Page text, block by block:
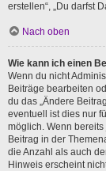
erstellen“, „Du darfst
Nach oben
Wie kann ich einen
Wenn du nicht
Beiträge bearbeiten
du das „Ändere
eventuell ist dies nur
möglich. Wenn
Beitrag in der
die Anzahl als auch
Hinweis erscheint